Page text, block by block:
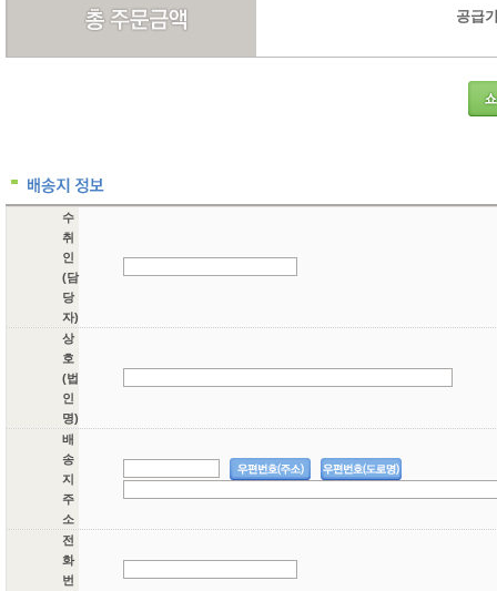
공급
수
취
인
(담
당
자)
상
호
(법
인
명)
배
송
지
주
소
전
화
번